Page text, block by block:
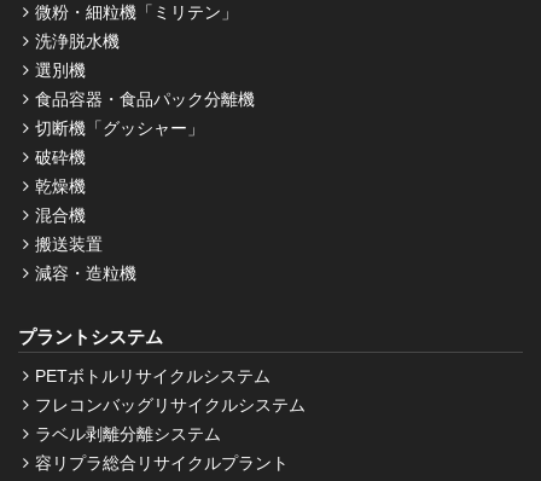
微粉・細粒機「ミリテン」
洗浄脱水機
選別機
食品容器・食品パック分離機
切断機「グッシャー」
破砕機
乾燥機
混合機
搬送装置
減容・造粒機
プラントシステム
PETボトルリサイクルシステム
フレコンバッグリサイクルシステム
ラベル剥離分離システム
容リプラ総合リサイクルプラント